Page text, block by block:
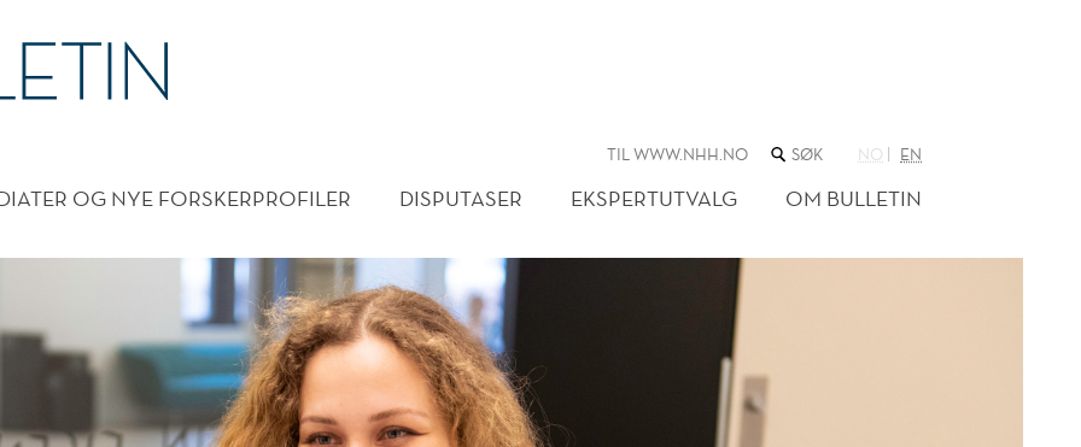
TIL WWW.NHH.NO SØK
NETTSTEDET
NO EN
OG NYE FORSKERPROFILER DISPUTASER EKSPERTUTVALG OM BULLETIN